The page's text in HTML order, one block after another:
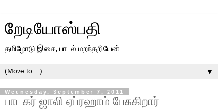
றேடியோஸ்பதி
தமிழோடு இசை, பாடல் மறந்தறியேன்
▼
Wednesday, September 7, 2011
பாடகர் ஜாலி ஏப்ரஹாம் பேசுகிறார்